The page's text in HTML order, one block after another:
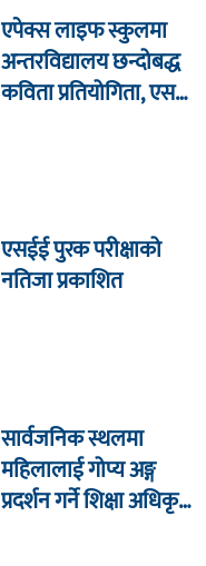
एपेक्स लाइफ स्कुलमा
अन्तरविद्यालय छन्दोबद्ध
कविता प्रतियोगिता, एसपी
एसईई पुरक परीक्षाको
नतिजा प्रकाशित
सार्वजनिक स्थलमा
महिलालाई गोप्य अङ्ग
प्रदर्शन गर्ने शिक्षा अधिकृत